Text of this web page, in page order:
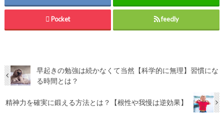
Pocket feedly
早起きの勉強は続かなくて当然【科学的に無理】習慣にな
る時間とは？
精神力を確実に鍛える方法とは？【根性や我慢は逆効果】